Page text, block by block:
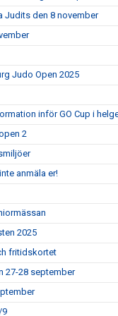
Judits den 8 november
Judo Open 2025
inför GO Cup i
2
anmäla er!
2025
fritidskortet
27-28 september
9